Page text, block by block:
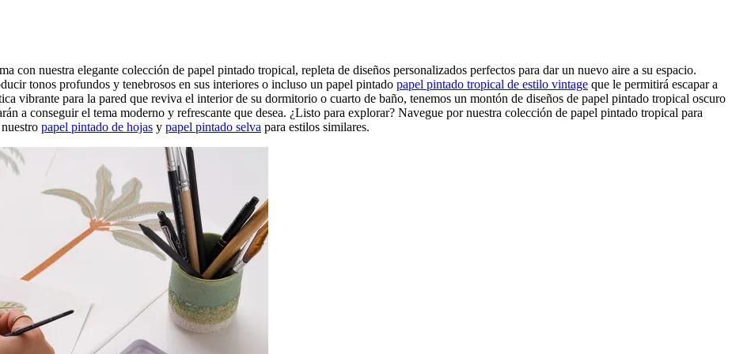
con nuestra elegante colección de papel pintado tropical, repleta de diseños personalizados perfectos para dar un nuevo aire a su espacio.
tonos profundos y tenebrosos en sus interiores o incluso un papel pintado papel pintado tropical de estilo vintage que le permitirá escapar a
vibrante para la pared que reviva el interior de su dormitorio o cuarto de baño, tenemos un montón de diseños de papel pintado tropical oscuro
a conseguir el tema moderno y refrescante que desea. ¿Listo para explorar? Navegue por nuestra colección de papel pintado tropical para
papel pintado de hojas y papel pintado selva para estilos similares.